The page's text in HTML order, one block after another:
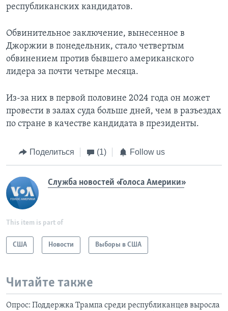
республиканских кандидатов.
Обвинительное заключение, вынесенное в
Джоржии в понедельник, стало четвертым
обвинением против бывшего американского
лидера за почти четыре месяца.
Из-за них в первой половине 2024 года он может
провести в залах суда больше дней, чем в разъездах
по стране в качестве кандидата в президенты.
Поделиться (1) Follow us
Служба новостей «Голоса Америки»
This item is part of
США Новости Выборы в США
Читайте также
Опрос: Поддержка Трампа среди республиканцев выросла